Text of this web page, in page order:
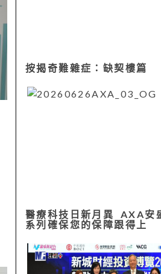
按揭奇難雜症：缺契樓篇
醫療科技日新月異 AXA安
系列確保您的保障跟得上